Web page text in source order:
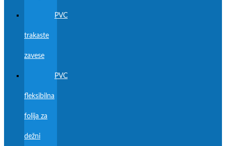
PVC
trakaste
zavese
PVC
fleksibilna
folija za
dežni